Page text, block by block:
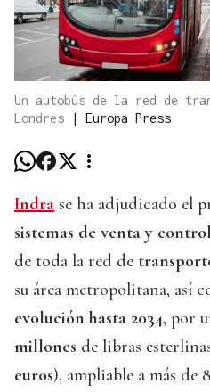
Un autobús de la red de
Londres
| Europa Press
Indra se ha adjudicado el
sistemas de venta y
de toda la red de
su área metropolitana, así
evolución hasta 2034, por
millones de libras
euros), ampliable a más de